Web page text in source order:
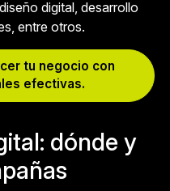
, diseño digital, desarrollo
entre otros.
tu negocio con
efectivas.
dónde y